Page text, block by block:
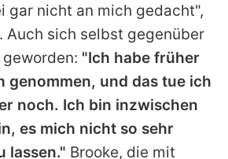
gar nicht an mich gedacht",
Auch sich selbst gegenüber
"Ich habe früher
genommen, und das tue ich
noch. Ich bin inzwischen
es mich nicht so sehr
lassen." Brooke, die mit